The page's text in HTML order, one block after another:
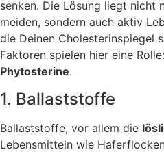
senken. Die Lösung liegt nicht
meiden, sondern auch aktiv
die Deinen Cholesterinspiegel
Faktoren spielen hier eine Rolle:
Phytosterine.
1. Ballaststoffe
Ballaststoffe, vor allem die
Lebensmitteln wie